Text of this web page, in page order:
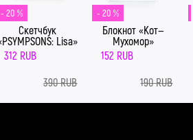
- 20 %
Скетчбук
Lisa»
312 RUB
390 RUB
- 20 %
Блокнот «Кот—
Мухомор»
152 RUB
190 RUB